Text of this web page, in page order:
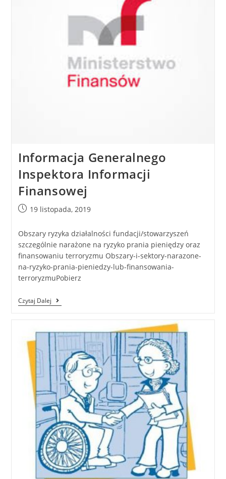
Informacja Generalnego
Inspektora Informacji
Finansowej
19 listopada, 2019
Obszary ryzyka działalności fundacji/stowarzyszeń
szczególnie narażone na ryzyko prania pieniędzy oraz
finansowaniu terroryzmu Obszary-i-sektory-narazone-
na-ryzyko-prania-pieniedzy-lub-finansowania-
terroryzmuPobierz
Czytaj Dalej